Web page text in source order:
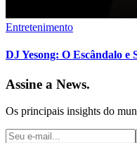
Entretenimento
DJ Yesong: O Escândalo e
Assine a News.
Os principais insights do